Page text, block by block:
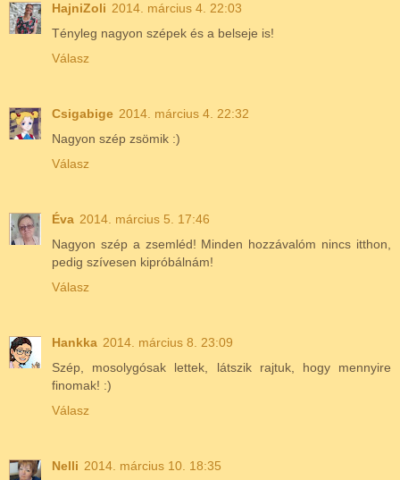
HajniZoli 2014. március 4. 22:03
Tényleg nagyon szépek és a belseje is!
Válasz
Csigabige 2014. március 4. 22:32
Nagyon szép zsömik :)
Válasz
Éva 2014. március 5. 17:46
Nagyon szép a zsemléd! Minden hozzávalóm nincs itthon,
pedig szívesen kipróbálnám!
Válasz
Hankka 2014. március 8. 23:09
Szép, mosolygósak lettek, látszik rajtuk, hogy mennyire
finomak! :)
Válasz
Nelli 2014. március 10. 18:35